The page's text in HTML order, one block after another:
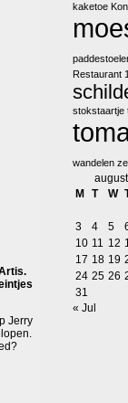
Jerry
kaketoe
Restaurant
stokstaartje
wandelen
M
T W
3
4 5
10 11 12
17 18 19
24 25 26
31
« Jul